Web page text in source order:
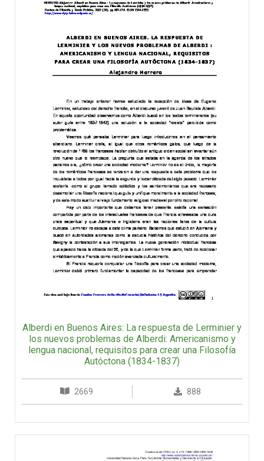
Alberdi en Buenos Aires: La respuesta de Lerminier y
los nuevos problemas de Alberdi: Americanismo y
lengua nacional, requisitos para crear una Filosofía
Autóctona (1834-1837)
2669 888